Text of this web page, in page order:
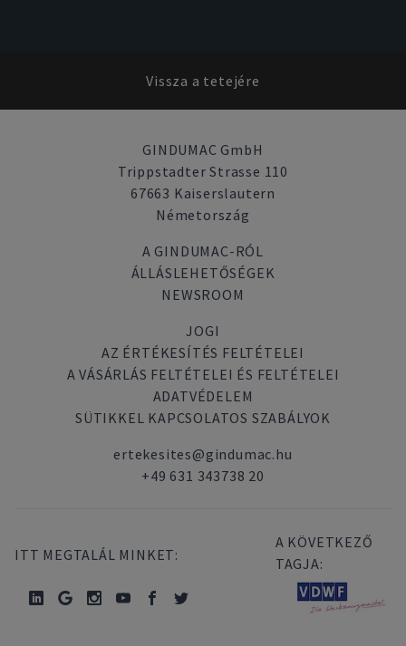
Vissza a tetejére
GINDUMAC GmbH
Trippstadter Strasse 110
67663 Kaiserslautern
Németország
A GINDUMAC-RÓL
ÁLLÁSLEHETŐSÉGEK
NEWSROOM
JOGI
AZ ÉRTÉKESÍTÉS FELTÉTELEI
A VÁSÁRLÁS FELTÉTELEI ÉS FELTÉTELEI
ADATVÉDELEM
SÜTIKKEL KAPCSOLATOS SZABÁLYOK
ertekesites@gindumac.hu
+49 631 343738 20
ITT MEGTALÁL MINKET:
A KÖVETKEZŐ
TAGJA: